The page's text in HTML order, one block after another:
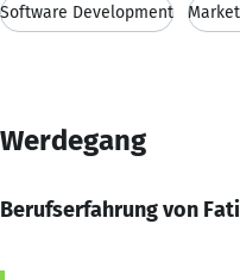
Software Development
Werdegang
Berufserfahrung von